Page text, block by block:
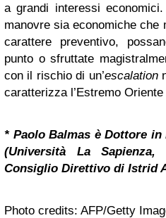
a grandi interessi
manovre sia economiche che
carattere preventivo,
punto o sfruttate
con il rischio di un’escalation
caratterizza l’Estremo Oriente
* Paolo Balmas è Dottore
(Università La
Consiglio Direttivo di Istrid
Photo credits: AFP/Getty